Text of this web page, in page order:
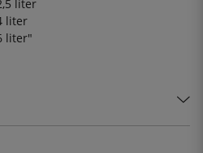
liter
liter
liter"